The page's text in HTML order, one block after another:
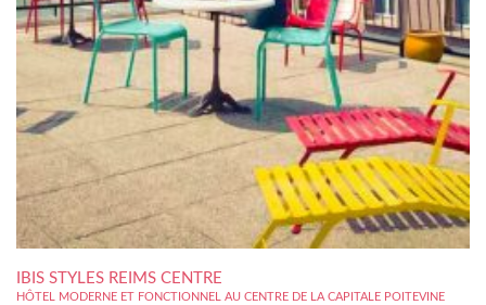
IBIS STYLES REIMS CENTRE
HÔTEL MODERNE ET FONCTIONNEL AU CENTRE DE LA CAPITALE POITEVINE